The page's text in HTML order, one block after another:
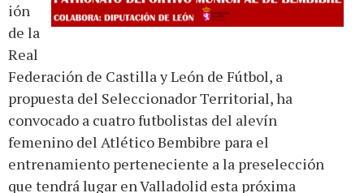
ión
de la
Real
Federación de Castilla y León de Fútbol, a
propuesta del Seleccionador Territorial, ha
convocado a cuatro futbolistas del alevín
femenino del Atlético Bembibre para el
entrenamiento perteneciente a la preselección
que tendrá lugar en Valladolid esta próxima